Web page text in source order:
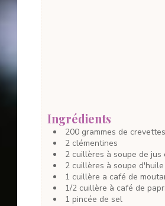
Ingrédients
200 grammes de crevettes
2 clémentines
2 cuillères à soupe de jus
2 cuillères à soupe
1 cuillère a café de
1/2 cuillère à café de
1 pincée de sel